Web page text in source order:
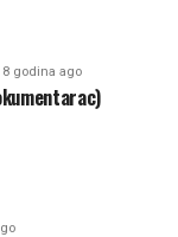
8 godina ago